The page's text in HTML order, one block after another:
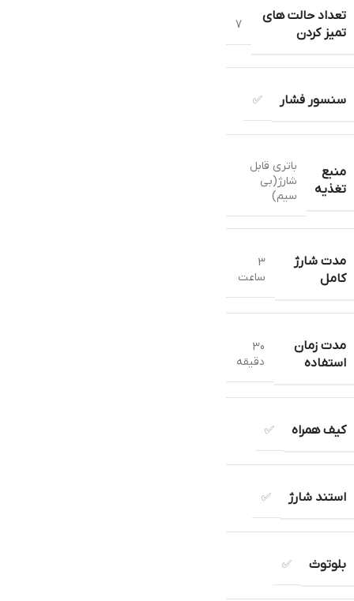
تعداد حالت های
تمیز کردن
7
سنسور فشار ✅
منبع
تغذیه
باتری قابل
شارژ(بی
سیم)
مدت شارژ
کامل
3
ساعت
مدت زمان
استفاده
30
دقیقه
کیف همراه ✅
استند شارژ ✅
بلوتوث ✅